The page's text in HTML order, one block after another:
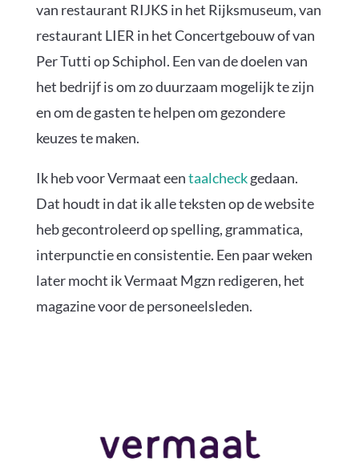
van restaurant RIJKS in het Rijksmuseum, van
restaurant LIER in het Concertgebouw of van
Per Tutti op Schiphol. Een van de doelen van
het bedrijf is om zo duurzaam mogelijk te zijn
en om de gasten te helpen om gezondere
keuzes te maken.
Ik heb voor Vermaat eentaalcheckgedaan.
Dat houdt in dat ik alle teksten op de website
heb gecontroleerd op spelling, grammatica,
interpunctie en consistentie. Een paar weken
later mocht ik Vermaat Mgzn redigeren, het
magazine voor de personeelsleden.